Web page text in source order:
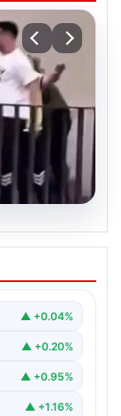
▲ +0.04%
▲ +0.20%
▲ +0.95%
▲ +1.16%